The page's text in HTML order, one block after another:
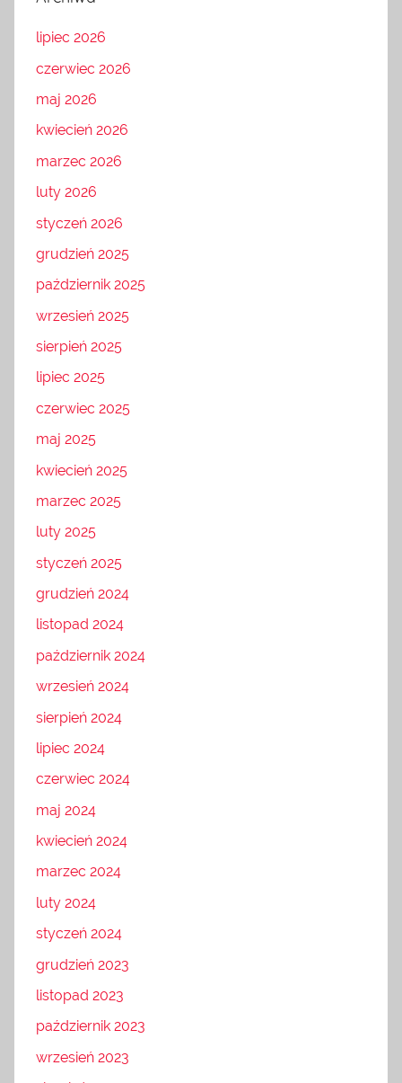
lipiec 2026
czerwiec 2026
maj 2026
kwiecień 2026
marzec 2026
luty 2026
styczeń 2026
grudzień 2025
październik 2025
wrzesień 2025
sierpień 2025
lipiec 2025
czerwiec 2025
maj 2025
kwiecień 2025
marzec 2025
luty 2025
styczeń 2025
grudzień 2024
listopad 2024
październik 2024
wrzesień 2024
sierpień 2024
lipiec 2024
czerwiec 2024
maj 2024
kwiecień 2024
marzec 2024
luty 2024
styczeń 2024
grudzień 2023
listopad 2023
październik 2023
wrzesień 2023